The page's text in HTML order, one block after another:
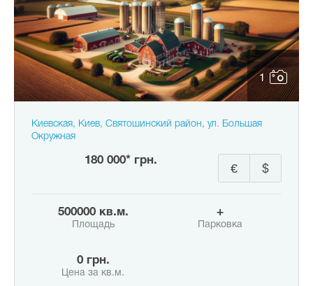
1
Киевская, Киев, Святошинский район, ул. Большая
Окружная
180 000* грн.
$
€
500000 кв.м.
Площадь
+
Парковка
0 грн.
Цена за кв.м.